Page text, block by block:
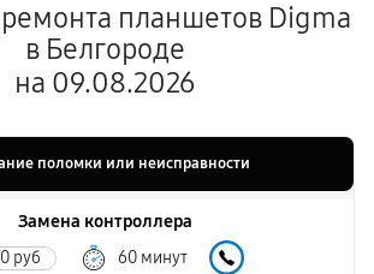
планшетов Digma
в Белгороде
на 09.08.2026
поломки или неисправности
Замена контроллера
руб 60 минут